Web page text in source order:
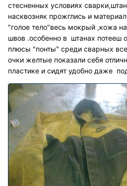
стесненных условиях
насквозняк прожглись и
"голое тело"весь мокрый ,кожа
швов .особенно в штанах потееш
плюсы "понты" среди сварных
очки желтые показали себя
пластике и сидят удобно даже